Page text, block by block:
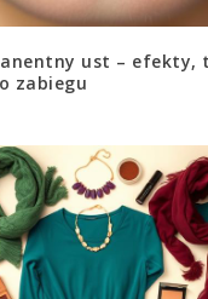
ust – efekty,
zabiegu